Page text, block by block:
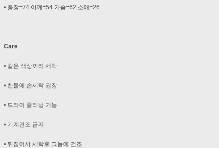
• 총장=74 어깨=54 가슴=62 소매=26
Care
• 같은 색상끼리 세탁
• 찬물에 손세탁 권장
• 드라이 클리닝 가능
• 기계건조 금지
• 뒤집어서 세탁후 그늘에 건조